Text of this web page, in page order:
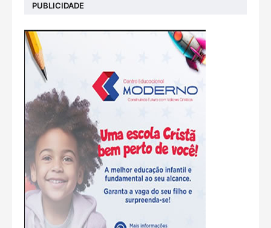
PUBLICIDADE